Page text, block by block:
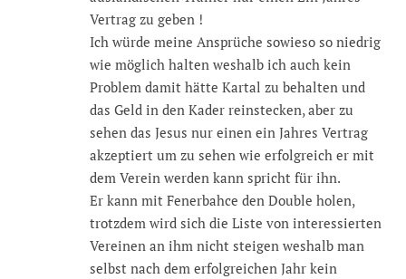
Vertrag zu geben !
Ich würde meine Ansprüche sowieso so niedrig
wie möglich halten weshalb ich auch kein
Problem damit hätte Kartal zu behalten und
das Geld in den Kader reinstecken, aber zu
sehen das Jesus nur einen ein Jahres Vertrag
akzeptiert um zu sehen wie erfolgreich er mit
dem Verein werden kann spricht für ihn.
Er kann mit Fenerbahce den Double holen,
trotzdem wird sich die Liste von interessierten
Vereinen an ihm nicht steigen weshalb man
selbst nach dem erfolgreichen Jahr kein